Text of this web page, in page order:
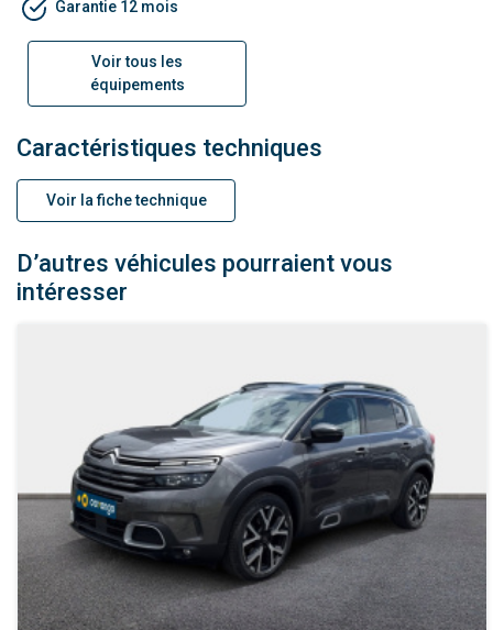
Garantie 12 mois
Voir tous les
équipements
Caractéristiques techniques
Voir la fiche technique
D’autres véhicules pourraient vous
intéresser